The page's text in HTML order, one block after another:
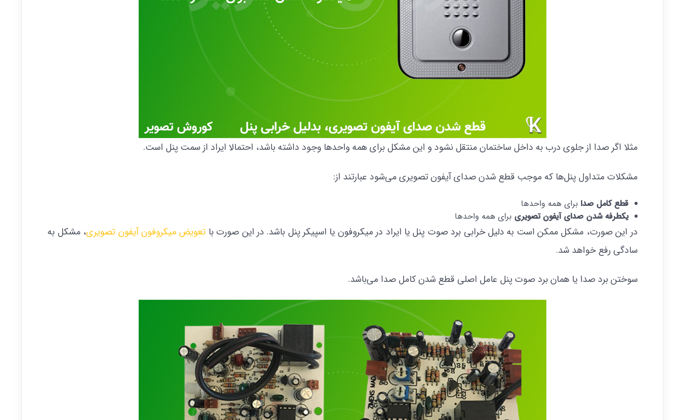
مثلا اگر صدا از جلوی درب به داخل ساختمان منتقل نشود و این مشکل برای همه واحد‌ها وجود داشته باشد، احتمالا ایراد از سمت پنل است.
مشکلات متداول پنل‌ها که موجب قطع شدن صدای آیفون تصویری می‌شود عبارتند از:
قطع کامل صدا برای همه واحدها
یکطرفه شدن صدای آیفون تصویری برای همه واحدها
در این صورت، مشکل ممکن است به دلیل خرابی برد صوت پنل یا ایراد در میکروفون یا اسپیکر پنل باشد. در این صورت با تعویض میکروفون آیفون تصویری، مشکل به
سادگی رفع خواهد شد.
سوختن برد صدا یا همان برد صوت پنل عامل اصلی قطع شدن کامل صدا می‌باشد.